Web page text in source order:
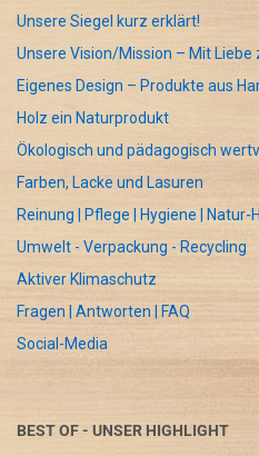
Unsere Siegel kurz erklärt!
Unsere Vision/Mission – Mit Liebe
Eigenes Design – Produkte aus
Holz ein Naturprodukt
Ökologisch und pädagogisch
Farben, Lacke und Lasuren
Reinung | Pflege | Hygiene |
Umwelt - Verpackung - Recycling
Aktiver Klimaschutz
Fragen | Antworten | FAQ
Social-Media
BEST OF - UNSER HIGHLIGHT